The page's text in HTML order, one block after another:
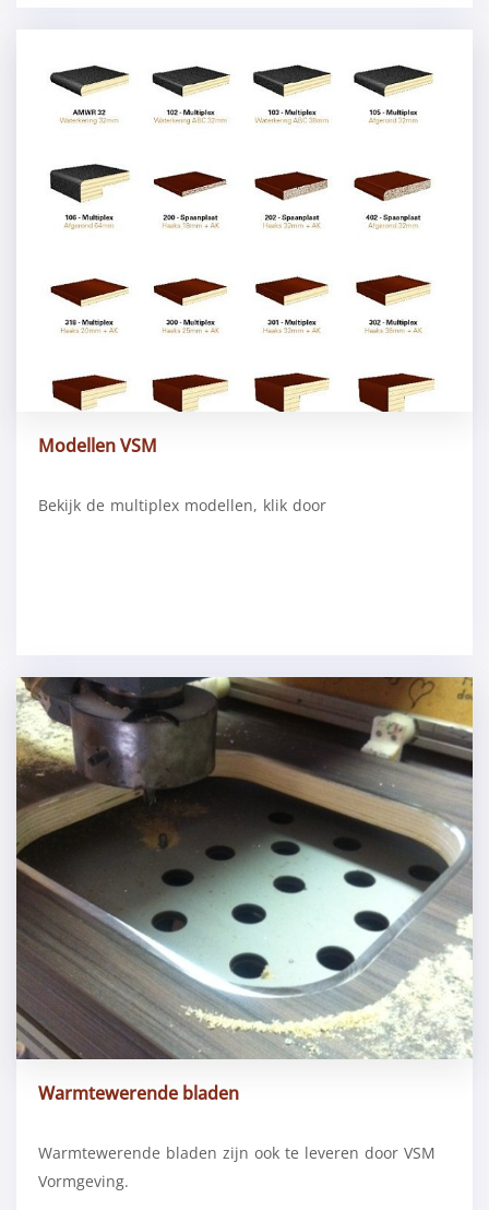
Modellen VSM
Bekijk de multiplex modellen, klik door
Warmtewerende bladen
Warmtewerende bladen zijn ook te leveren door VSM
Vormgeving.